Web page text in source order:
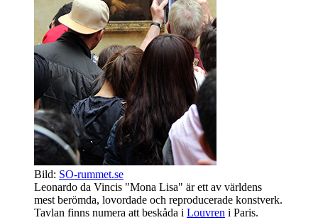
Bild: SO-rummet.se
Leonardo da Vincis "Mona Lisa" är ett av världens
mest berömda, lovordade och reproducerade konstverk.
Tavlan finns numera att beskåda i Louvren i Paris.